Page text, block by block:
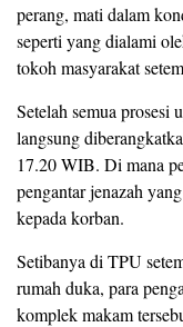
perang, mati dalam
seperti yang dialami
tokoh masyarakat
Setelah semua prosesi
langsung
17.20 WIB. Di mana
pengantar jenazah
kepada korban.
Setibanya di TPU
rumah duka, para
komplek makam